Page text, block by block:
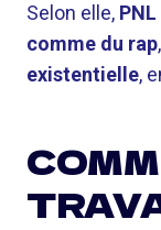
Selon elle,
comme du rap
existentielle,